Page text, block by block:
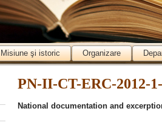
Misiune şi istoric Organizare
PN-II-CT-ERC-2012-
National documentation and